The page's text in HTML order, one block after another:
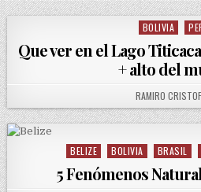
Posted in
BOLIVIA
Que ver en el Lago
+ alto del
AUTHOR:
RAMIRO
Posted in
BELIZE BOLIVIA BRASIL
5 Fenómenos